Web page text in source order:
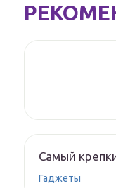
Самый
Гаджеты